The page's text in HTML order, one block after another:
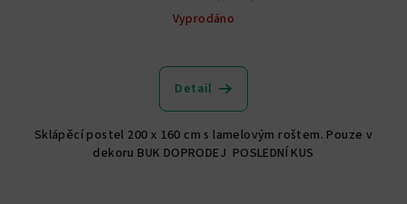
Vyprodáno
hodnocení
produktu
z
5
Detail
Sklápěcí postel 200 x 160 cm s lamelovým roštem. Pouze v
dekoru BUK DOPRODEJ POSLEDNÍ KUS